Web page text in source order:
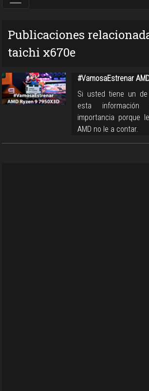
Publicaciones
taichi x670e
#VamosaEstrenar
Si usted tiene un
esta
importancia porque
AMD no le a contar.